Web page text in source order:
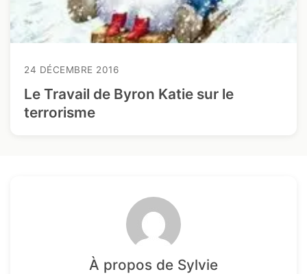
24 DÉCEMBRE 2016
Le Travail de Byron Katie sur le
terrorisme
À propos de Sylvie